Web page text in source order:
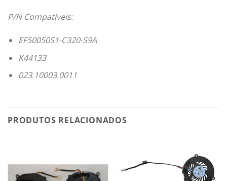
P/N Compativeis:
EF50050S1-C320-S9A
K44133
023.10003.0011
PRODUTOS RELACIONADOS